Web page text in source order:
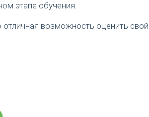
этапе обучения.
возможность оценить